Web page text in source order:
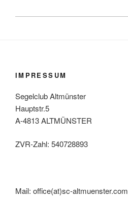
IMPRESSUM
Segelclub Altmünster
Hauptstr.5
A-4813 ALTMÜNSTER
ZVR-Zahl: 540728893
Mail: office(at)sc-altmuenster.com